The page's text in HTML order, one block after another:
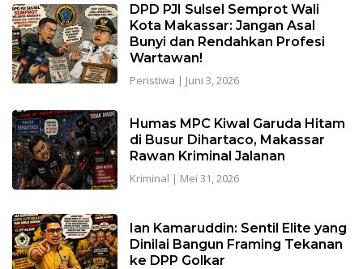
DPD PJI Sulsel Semprot Wali
Kota Makassar: Jangan Asal
Bunyi dan Rendahkan Profesi
Wartawan!
Peristiwa | Juni 3, 2026
Humas MPC Kiwal Garuda Hitam
di Busur Dihartaco, Makassar
Rawan Kriminal Jalanan
Kriminal | Mei 31, 2026
Ian Kamaruddin: Sentil Elite yang
Dinilai Bangun Framing Tekanan
ke DPP Golkar